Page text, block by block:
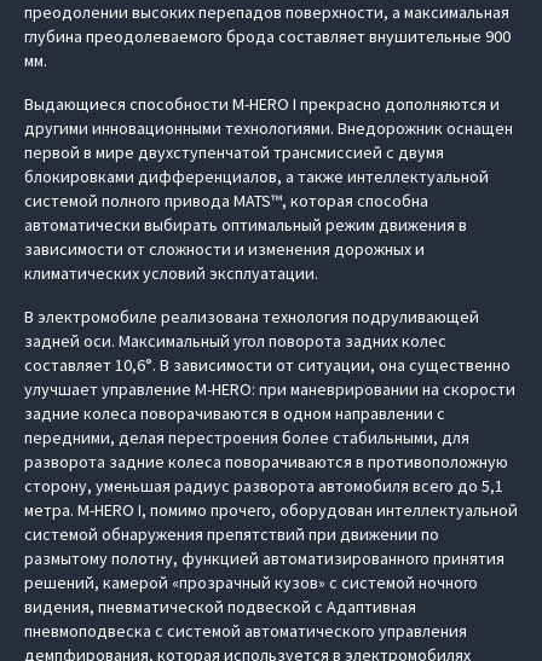
преодолении высоких перепадов поверхности, а максимальная
глубина преодолеваемого брода составляет внушительные 900
мм.
Выдающиеся способности M‑HERO I прекрасно дополняются и
другими инновационными технологиями. Внедорожник оснащен
первой в мире двухступенчатой трансмиссией с двумя
блокировками дифференциалов, а также интеллектуальной
системой полного привода MATS™, которая способна
автоматически выбирать оптимальный режим движения в
зависимости от сложности и изменения дорожных и
климатических условий эксплуатации.
В электромобиле реализована технология подруливающей
задней оси. Максимальный угол поворота задних колес
составляет 10,6°. В зависимости от ситуации, она существенно
улучшает управление M‑HERO: при маневрировании на скорости
задние колеса поворачиваются в одном направлении с
передними, делая перестроения более стабильными, для
разворота задние колеса поворачиваются в противоположную
сторону, уменьшая радиус разворота автомобиля всего до 5,1
метра. M‑HERO I, помимо прочего, оборудован интеллектуальной
системой обнаружения препятствий при движении по
размытому полотну, функцией автоматизированного принятия
решений, камерой «прозрачный кузов» с системой ночного
видения, пневматической подвеской с Адаптивная
пневмоподвеска с системой автоматического управления
демпфирования, которая используется в электромобилях